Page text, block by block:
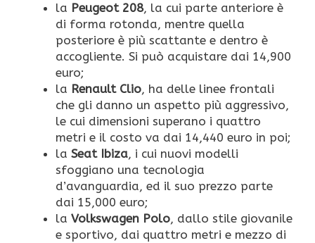
la Peugeot 208, la cui parte anteriore è
di forma rotonda, mentre quella
posteriore è più scattante e dentro è
accogliente. Si può acquistare dai 14,900
euro;
la Renault Clio, ha delle linee frontali
che gli danno un aspetto più aggressivo,
le cui dimensioni superano i quattro
metri e il costo va dai 14,440 euro in poi;
la Seat Ibiza, i cui nuovi modelli
sfoggiano una tecnologia
d’avanguardia, ed il suo prezzo parte
dai 15,000 euro;
la Volkswagen Polo, dallo stile giovanile
e sportivo, dai quattro metri e mezzo di